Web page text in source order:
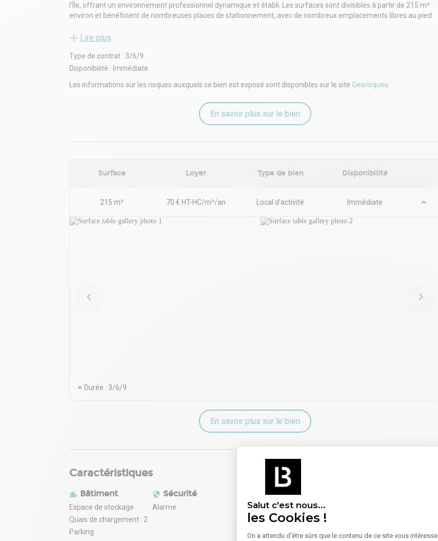
Salut c'est nous...
les Cookies !
On a attendu d'être sûrs que le contenu de ce site vous intéresse
l'Île, offrant un environnement professionnel dynamique et établi. Les surfaces sont divisibles à partir de 215 m²
environ et bénéficient de nombreuses places de stationnement, avec de nombreux emplacements libres au pied
inclus. Hauteur sous poutre 4 m. Hauteur sous structure 2,85mPorte coulissante : largeur 3.40 x hauteur 2,39m
immédiate de la RN8DGMontant du dépôt de garantie : trimestriel 1 terme ou si loyer mensuel 2 terme(s) de loyer
HT et hors charges.
Lire plus
Type de contrat : 3/6/9
Disponibilité : Immédiate
Les informations sur les risques auxquels ce bien est exposé sont disponibles sur le site Géorisques
En savoir plus sur le bien
Surface Loyer Type de bien Disponibilité
215 m² 70 € HT-HC/m²/an Local d'activité Immédiate
Durée : 3/6/9
En savoir plus sur le bien
Caractéristiques
Bâtiment
Espace de stockage
Quais de chargement : 2
Parking
Sécurité
Alarme